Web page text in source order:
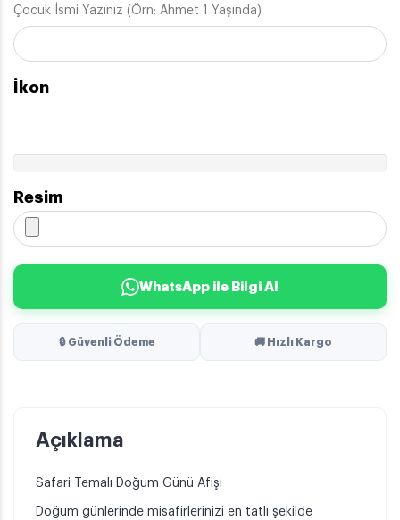
Çocuk İsmi Yazınız (Örn: Ahmet 1 Yaşında)
İkon
Resim
WhatsApp ile Bilgi Al
🔒 Güvenli Ödeme 🚚 Hızlı Kargo
Açıklama
Safari Temalı Doğum Günü Afişi
Doğum günlerinde misafirlerinizi en tatlı şekilde